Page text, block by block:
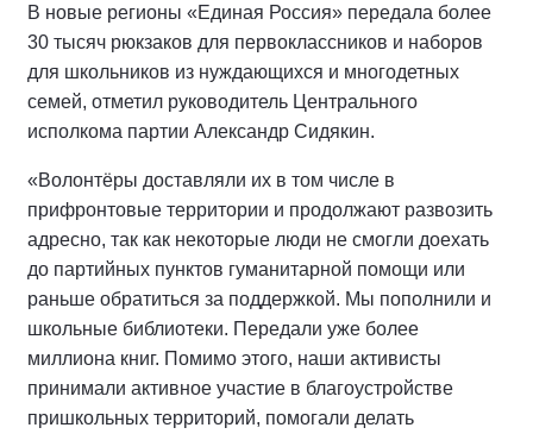
В новые регионы «Единая Россия» передала более
30 тысяч рюкзаков для первоклассников и наборов
для школьников из нуждающихся и многодетных
семей, отметил руководитель Центрального
исполкома партии Александр Сидякин.
«Волонтёры доставляли их в том числе в
прифронтовые территории и продолжают развозить
адресно, так как некоторые люди не смогли доехать
до партийных пунктов гуманитарной помощи или
раньше обратиться за поддержкой. Мы пополнили и
школьные библиотеки. Передали уже более
миллиона книг. Помимо этого, наши активисты
принимали активное участие в благоустройстве
пришкольных территорий, помогали делать